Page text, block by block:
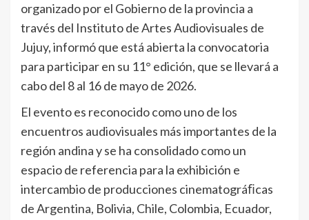
organizado por el Gobierno de la provincia a
través del Instituto de Artes Audiovisuales de
Jujuy, informó que está abierta la convocatoria
para participar en su 11° edición, que se llevará a
cabo del 8 al 16 de mayo de 2026.
El evento es reconocido como uno de los
encuentros audiovisuales más importantes de la
región andina y se ha consolidado como un
espacio de referencia para la exhibición e
intercambio de producciones cinematográﬁcas
de Argentina, Bolivia, Chile, Colombia, Ecuador,